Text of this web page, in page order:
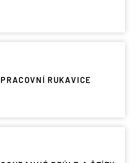
PRACOVNÍ RUKAVICE